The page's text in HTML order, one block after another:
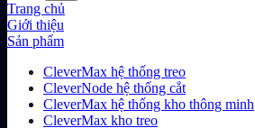
Trang chủ
Giới thiệu
Sản phẩm
CleverMax hệ thống treo
CleverNode hệ thống cắt
CleverMax hệ thống kho thông minh
CleverMax kho treo